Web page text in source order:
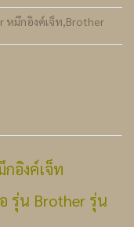
หมึกอิงค์เจ็ท,Brother
กอิงค์เจ็ท
รุ่น Brother รุ่น